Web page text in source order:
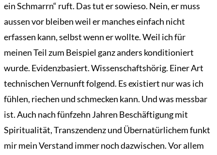
ein Schmarrn“ ruft. Das tut er sowieso. Nein, er muss
aussen vor bleiben weil er manches einfach nicht
erfassen kann, selbst wenn er wollte. Weil ich für
meinen Teil zum Beispiel ganz anders konditioniert
wurde. Evidenzbasiert. Wissenschaftshörig. Einer Art
technischen Vernunft folgend. Es existiert nur was ich
fühlen, riechen und schmecken kann. Und was messbar
ist. Auch nach fünfzehn Jahren Beschäftigung mit
Spiritualität, Transzendenz und Übernatürlichem funkt
mir mein Verstand immer noch dazwischen. Vor allem